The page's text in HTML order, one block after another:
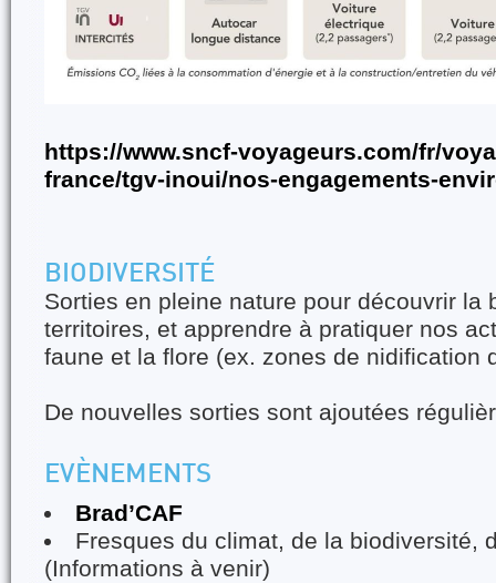
https://www.sncf-voyageurs.com/fr/
france/tgv-inoui/nos-engagements-
BIODIVERSITÉ
Sorties en pleine nature pour découvrir la
territoires, et apprendre à pratiquer nos
faune et la flore (ex. zones de nidification
De nouvelles sorties sont ajoutées
EVÈNEMENTS
Brad’CAF
Fresques du climat, de la biodiversité,
(Informations à venir)